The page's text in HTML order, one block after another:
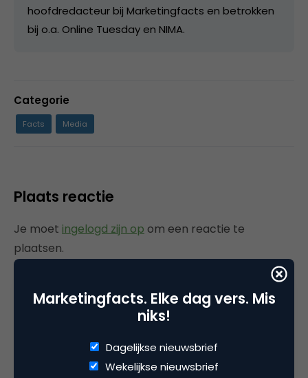
hoofdredacteur bij Marketingfacts en betrokken
bij o.a. Online Tuesday en NIMA.
Categorie
Facts Media
Plaats reactie
Je moet ingelogd zijn op om een reactie te
plaatsen.
Gerelateerde artikelen
Marketingfacts Zomercheck –
Vita Kovalenko
Marketingfacts. Elke dag vers. Mis
niks!
Dagelijkse nieuwsbrief
Wekelijkse nieuwsbrief